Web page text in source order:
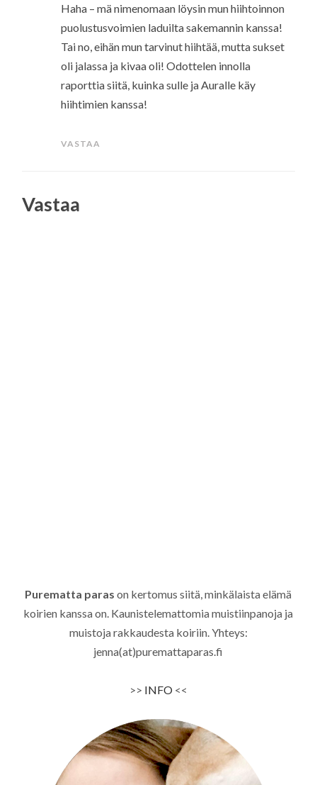
Haha – mä nimenomaan löysin mun hiihtoinnon
puolustusvoimien laduilta sakemannin kanssa!
Tai no, eihän mun tarvinut hiihtää, mutta sukset
oli jalassa ja kivaa oli! Odottelen innolla
raporttia siitä, kuinka sulle ja Auralle käy
hiihtimien kanssa!
VASTAA
Vastaa
Purematta paras on kertomus siitä, minkälaista elämä
koirien kanssa on. Kaunistelemattomia muistiinpanoja ja
muistoja rakkaudesta koiriin. Yhteys:
jenna(at)puremattaparas.fi
>> INFO<<